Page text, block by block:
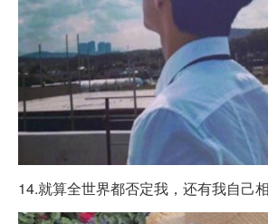
14.就算全世界都否定我，还有我自己相